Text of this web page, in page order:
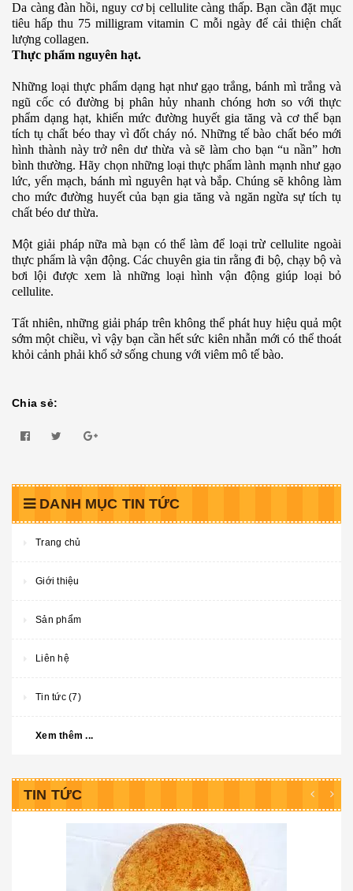
Da càng đàn hồi, nguy cơ bị cellulite càng thấp. Bạn cần đặt mục
tiêu hấp thu 75 milligram vitamin C mỗi ngày để cải thiện chất
lượng collagen.
Thực phẩm nguyên hạt.
Những loại thực phẩm dạng hạt như gạo trắng, bánh mì trắng và
ngũ cốc có đường bị phân hủy nhanh chóng hơn so với thực
phẩm dạng hạt, khiến mức đường huyết gia tăng và cơ thể bạn
tích tụ chất béo thay vì đốt cháy nó. Những tế bào chất béo mới
hình thành này trở nên dư thừa và sẽ làm cho bạn “u nần” hơn
bình thường. Hãy chọn những loại thực phẩm lành mạnh như gạo
lức, yến mạch, bánh mì nguyên hạt và bắp. Chúng sẽ không làm
cho mức đường huyết của bạn gia tăng và ngăn ngừa sự tích tụ
chất béo dư thừa.
Một giải pháp nữa mà bạn có thể làm để loại trừ cellulite ngoài
thực phẩm là vận động. Các chuyên gia tin rằng đi bộ, chạy bộ và
bơi lội được xem là những loại hình vận động giúp loại bỏ
cellulite.
Tất nhiên, những giải pháp trên không thể phát huy hiệu quả một
sớm một chiều, vì vậy bạn cần hết sức kiên nhẫn mới có thể thoát
khỏi cảnh phải khổ sở sống chung với viêm mô tế bào.
Chia sẻ:
DANH MỤC TIN TỨC
Trang chủ
Giới thiệu
Sản phẩm
Liên hệ
Tin tức (7)
Xem thêm ...
TIN TỨC